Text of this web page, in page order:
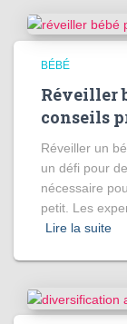
BÉBÉ
Réveiller
conseils
Réveiller un
un défi pour
nécessaire
petit. Les
Lire la suite